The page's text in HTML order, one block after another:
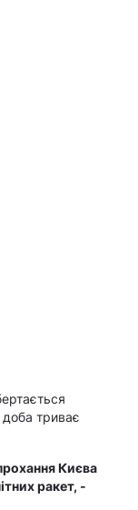
доба триває
Києва
ракет, -